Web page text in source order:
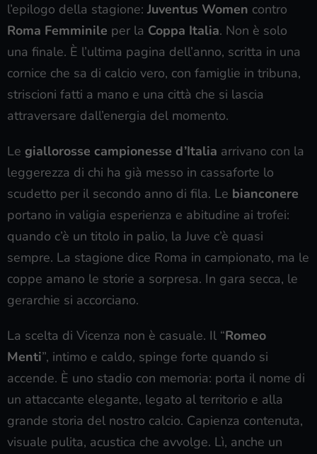
l’epilogo della stagione: Juventus Women contro
Roma Femminile per la Coppa Italia. Non è solo
una finale. È l’ultima pagina dell’anno, scritta in una
cornice che sa di calcio vero, con famiglie in tribuna,
striscioni fatti a mano e una città che si lascia
attraversare dall’energia del momento.
Le giallorosse campionesse d’Italia arrivano con la
leggerezza di chi ha già messo in cassaforte lo
scudetto per il secondo anno di fila. Le bianconere
portano in valigia esperienza e abitudine ai trofei:
quando c’è un titolo in palio, la Juve c’è quasi
sempre. La stagione dice Roma in campionato, ma le
coppe amano le storie a sorpresa. In gara secca, le
gerarchie si accorciano.
La scelta di Vicenza non è casuale. Il “Romeo
Menti”, intimo e caldo, spinge forte quando si
accende. È uno stadio con memoria: porta il nome di
un attaccante elegante, legato al territorio e alla
grande storia del nostro calcio. Capienza contenuta,
visuale pulita, acustica che avvolge. Lì, anche un